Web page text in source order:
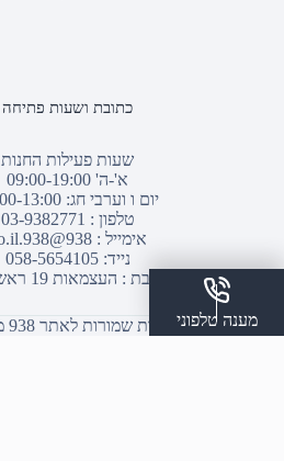
כתובת ושעות פתיחה
שעות פעילות החנות
א'-ה' 09:00-19:00
יום ו וערבי חג: 09:00-13:00
טלפון : 03-9382771
אימייל :938@938.co.il
נייד: 058-5654105
כתובת : העצמאות 19 ראש העין
© כל הזכויות שמורות לאתר 938 מחשבים בע"מ
מענה טלפוני